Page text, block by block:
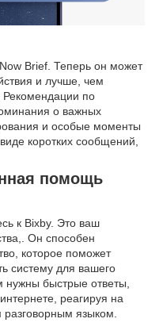
Brief. Теперь он может
и лучше, чем
по
о важных
и особые моменты
коротких сообщений,
помощь
к Bixby. Это ваш
Он способен
которое поможет
систему для вашего
нужны быстрые ответы,
реагируя на
языком.